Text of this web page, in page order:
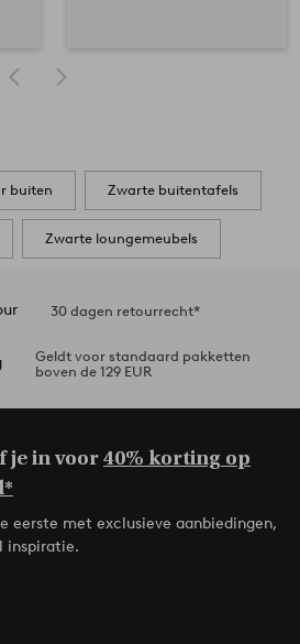
buiten Zwarte buitentafels
Zwarte loungemeubels
30 dagen retourrecht*
Geldt voor standaard pakketten
boven de 129 EUR
je in voor40% korting op
eerste met exclusieve aanbiedingen,
inspiratie.